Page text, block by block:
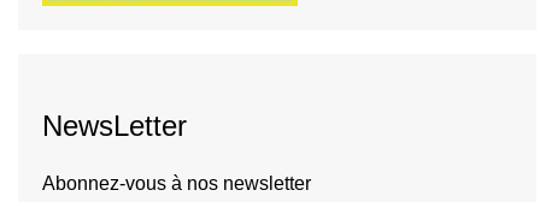
NewsLetter
Abonnez-vous à nos newsletter